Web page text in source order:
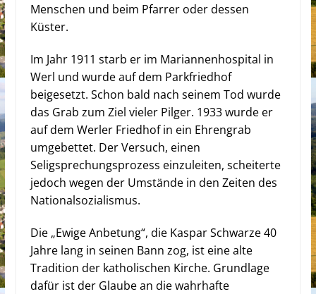
Menschen und beim Pfarrer oder dessen
Küster.
Im Jahr 1911 starb er im Mariannenhospital in
Werl und wurde auf dem Parkfriedhof
beigesetzt. Schon bald nach seinem Tod wurde
das Grab zum Ziel vieler Pilger. 1933 wurde er
auf dem Werler Friedhof in ein Ehrengrab
umgebettet. Der Versuch, einen
Seligsprechungsprozess einzuleiten, scheiterte
jedoch wegen der Umstände in den Zeiten des
Nationalsozialismus.
Die „Ewige Anbetung“, die Kaspar Schwarze 40
Jahre lang in seinen Bann zog, ist eine alte
Tradition der katholischen Kirche. Grundlage
dafür ist der Glaube an die wahrhafte